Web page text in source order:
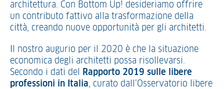
architettura. Con Bottom Up! desideriamo offrire
un contributo fattivo alla trasformazione della
città, creando nuove opportunità per gli architetti.
Il nostro augurio per il 2020 è che la situazione
economica degli architetti possa risollevarsi.
Secondo i dati del
Rapporto 2019 sulle libere
professioni in Italia, curato dall’Osservatorio libere